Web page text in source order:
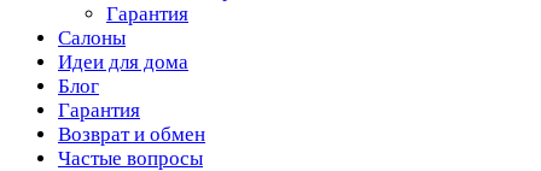
Гарантия
Салоны
Идеи для дома
Блог
Гарантия
Возврат и обмен
Частые вопросы